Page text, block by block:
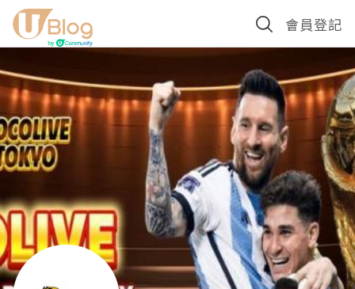
會員登記